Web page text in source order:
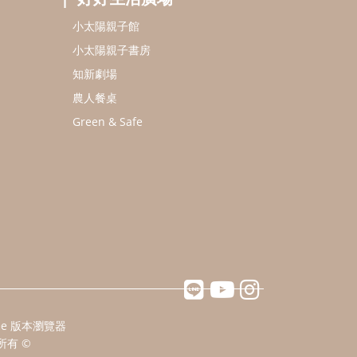
小太陽親子館
小太陽親子書房
知新劇場
農人餐桌
Green & Safe
版本瀏覽器
有 ©